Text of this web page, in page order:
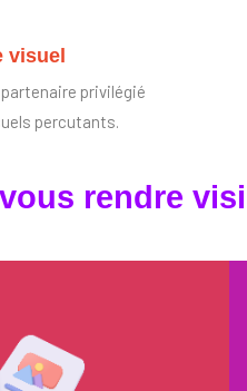
visuel
privilégié
percutants.
rendre